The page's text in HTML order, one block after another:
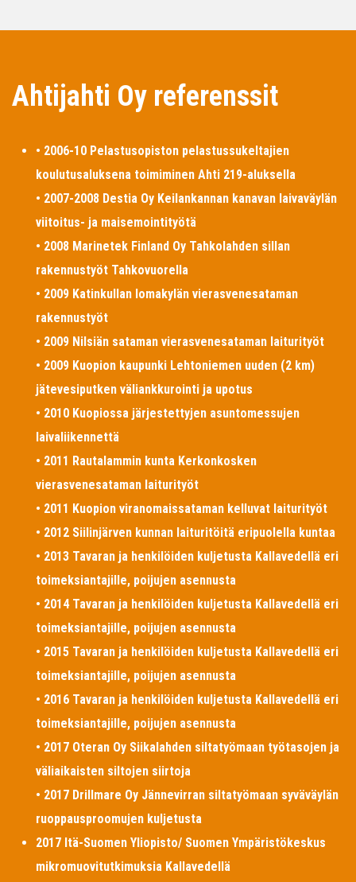
Ahtijahti Oy referenssit
• 2006-10 Pelastusopiston pelastussukeltajien
koulutusaluksena toimiminen Ahti 219-aluksella
• 2007-2008 Destia Oy Keilankannan kanavan laivaväylän
viitoitus- ja maisemointityötä
• 2008 Marinetek Finland Oy Tahkolahden sillan
rakennustyöt Tahkovuorella
• 2009 Katinkullan lomakylän vierasvenesataman
rakennustyöt
• 2009 Nilsiän sataman vierasvenesataman laiturityöt
• 2009 Kuopion kaupunki Lehtoniemen uuden (2 km)
jätevesiputken väliankkurointi ja upotus
• 2010 Kuopiossa järjestettyjen asuntomessujen
laivaliikennettä
• 2011 Rautalammin kunta Kerkonkosken
vierasvenesataman laiturityöt
• 2011 Kuopion viranomaissataman kelluvat laiturityöt
• 2012 Siilinjärven kunnan laituritöitä eripuolella kuntaa
• 2013 Tavaran ja henkilöiden kuljetusta Kallavedellä eri
toimeksiantajille, poijujen asennusta
• 2014 Tavaran ja henkilöiden kuljetusta Kallavedellä eri
toimeksiantajille, poijujen asennusta
• 2015 Tavaran ja henkilöiden kuljetusta Kallavedellä eri
toimeksiantajille, poijujen asennusta
• 2016 Tavaran ja henkilöiden kuljetusta Kallavedellä eri
toimeksiantajille, poijujen asennusta
• 2017 Oteran Oy Siikalahden siltatyömaan työtasojen ja
väliaikaisten siltojen siirtoja
• 2017 Drillmare Oy Jännevirran siltatyömaan syväväylän
ruoppausproomujen kuljetusta
2017 Itä-Suomen Yliopisto/ Suomen Ympäristökeskus
mikromuovitutkimuksia Kallavedellä